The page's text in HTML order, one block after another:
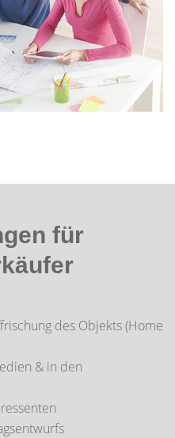
für
des Objekts (Home
& in den